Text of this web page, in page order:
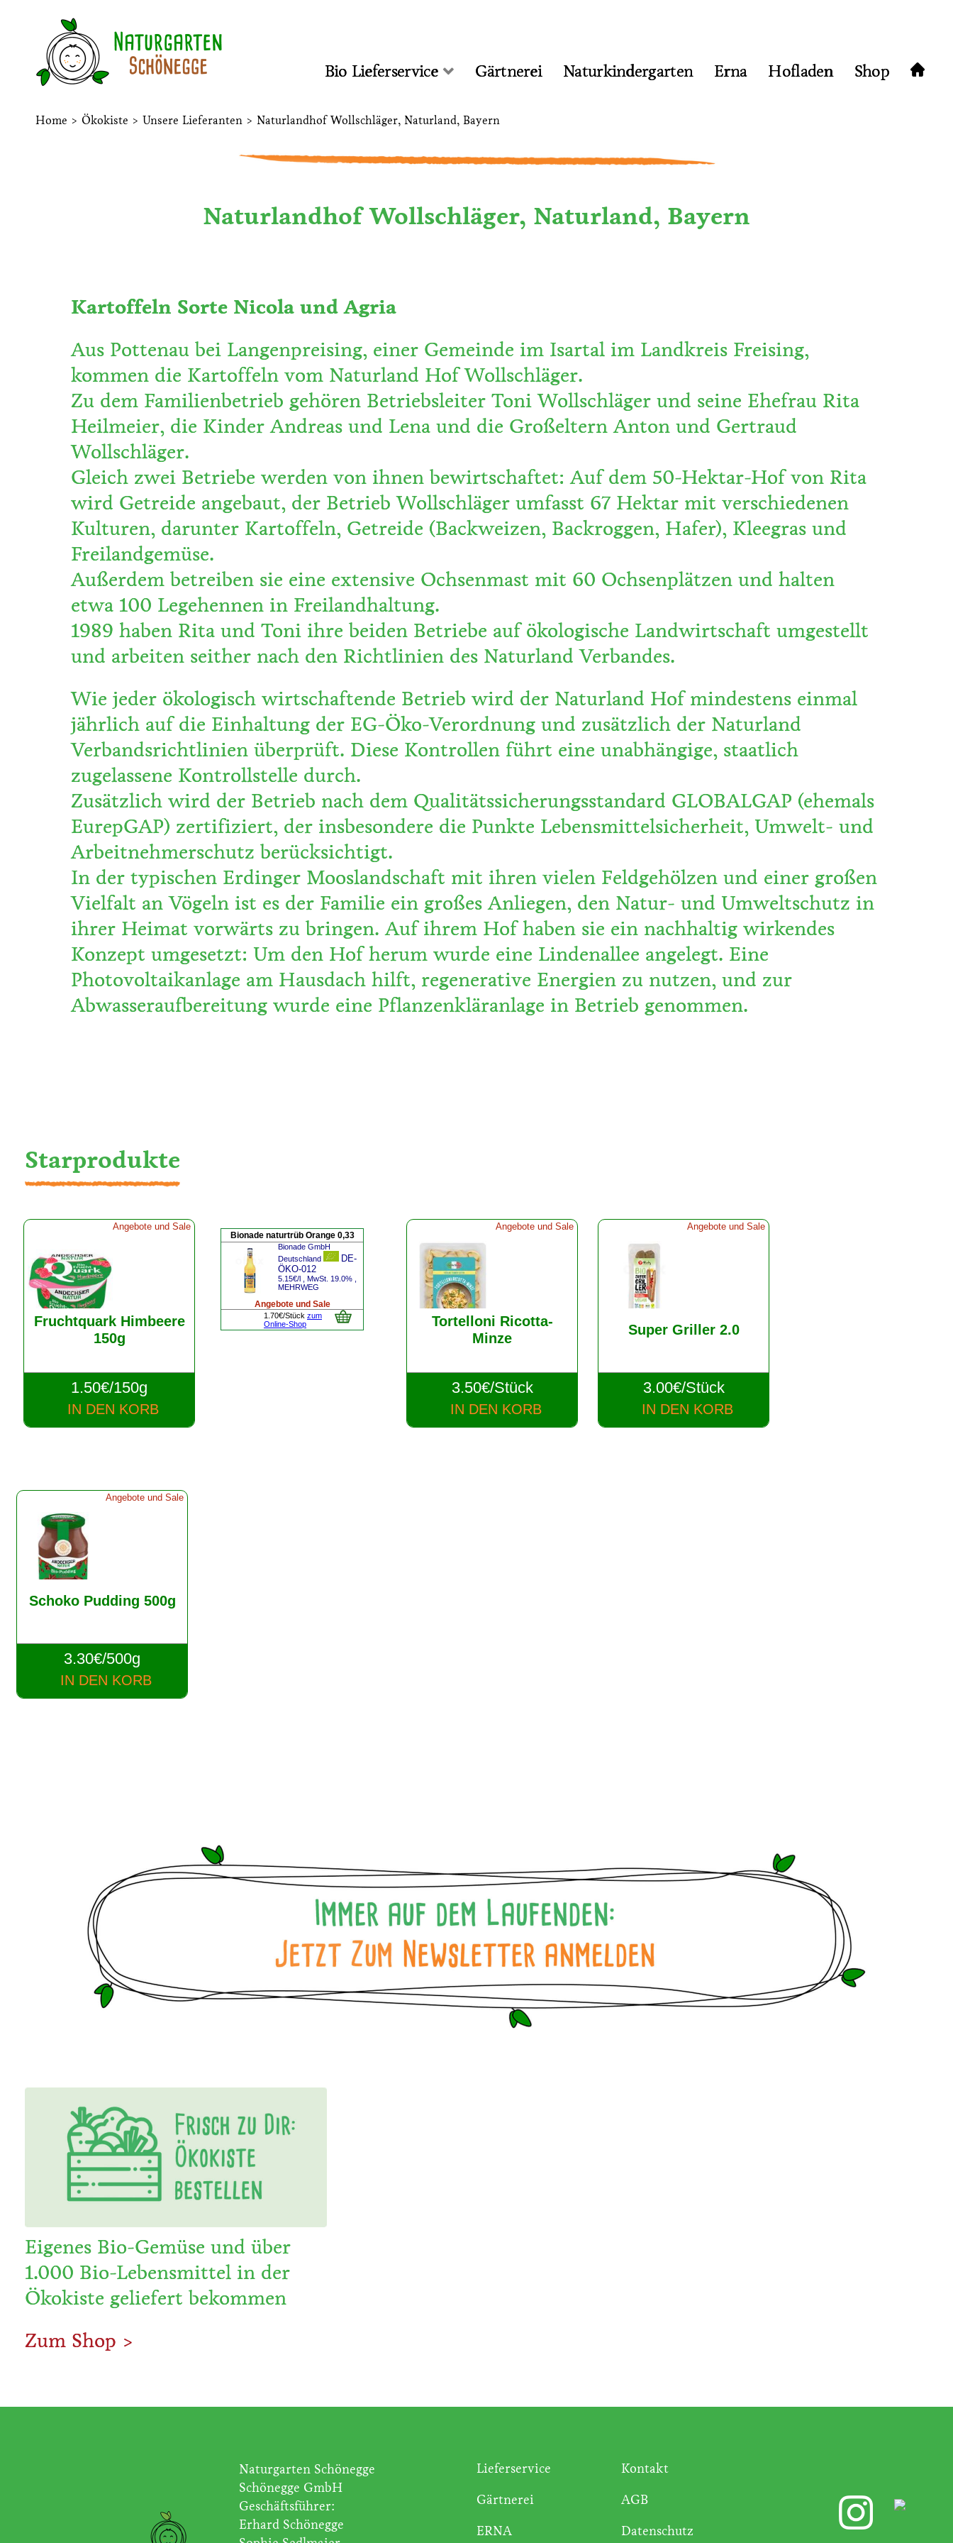
Bio Lieferservice Gärtnerei Naturkindergarten Erna Hofladen Shop
Home > Ökokiste > Unsere Lieferanten > Naturlandhof Wollschläger, Naturland, Bayern
Naturlandhof Wollschläger, Naturland, Bayern
Kartoffeln Sorte Nicola und Agria
Aus Pottenau bei Langenpreising, einer Gemeinde im Isartal im Landkreis Freising,
kommen die Kartoffeln vom Naturland Hof Wollschläger.
Zu dem Familienbetrieb gehören Betriebsleiter Toni Wollschläger und seine Ehefrau Rita
Heilmeier, die Kinder Andreas und Lena und die Großeltern Anton und Gertraud
Wollschläger.
Gleich zwei Betriebe werden von ihnen bewirtschaftet: Auf dem 50-Hektar-Hof von Rita
wird Getreide angebaut, der Betrieb Wollschläger umfasst 67 Hektar mit verschiedenen
Kulturen, darunter Kartoffeln, Getreide (Backweizen, Backroggen, Hafer), Kleegras und
Freilandgemüse.
Außerdem betreiben sie eine extensive Ochsenmast mit 60 Ochsenplätzen und halten
etwa 100 Legehennen in Freilandhaltung.
1989 haben Rita und Toni ihre beiden Betriebe auf ökologische Landwirtschaft umgestellt
und arbeiten seither nach den Richtlinien des Naturland Verbandes.
Wie jeder ökologisch wirtschaftende Betrieb wird der Naturland Hof mindestens einmal
jährlich auf die Einhaltung der EG-Öko-Verordnung und zusätzlich der Naturland
Verbandsrichtlinien überprüft. Diese Kontrollen führt eine unabhängige, staatlich
zugelassene Kontrollstelle durch.
Zusätzlich wird der Betrieb nach dem Qualitätssicherungsstandard GLOBALGAP (ehemals
EurepGAP) zertifiziert, der insbesondere die Punkte Lebensmittelsicherheit, Umwelt- und
Arbeitnehmerschutz berücksichtigt.
In der typischen Erdinger Mooslandschaft mit ihren vielen Feldgehölzen und einer großen
Vielfalt an Vögeln ist es der Familie ein großes Anliegen, den Natur- und Umweltschutz in
ihrer Heimat vorwärts zu bringen. Auf ihrem Hof haben sie ein nachhaltig wirkendes
Konzept umgesetzt: Um den Hof herum wurde eine Lindenallee angelegt. Eine
Photovoltaikanlage am Hausdach hilft, regenerative Energien zu nutzen, und zur
Abwasseraufbereitung wurde eine Pflanzenkläranlage in Betrieb genommen.
Starprodukte
Eigenes Bio-Gemüse und über
1.000 Bio-Lebensmittel in der
Ökokiste geliefert bekommen
Zum Shop >
Naturgarten Schönegge
Schönegge GmbH
Geschäftsführer:
Erhard Schönegge
Lieferservice
Gärtnerei
ERNA
Kontakt
AGB
Datenschutz